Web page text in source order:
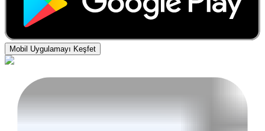
Mobil Uygulamayı Keşfet